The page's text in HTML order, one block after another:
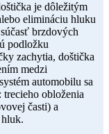
je dôležitým
elimináciu hluku
brzdových
podložku
zachytia, doštička
medzi
automobilu sa
obloženia
časti) a